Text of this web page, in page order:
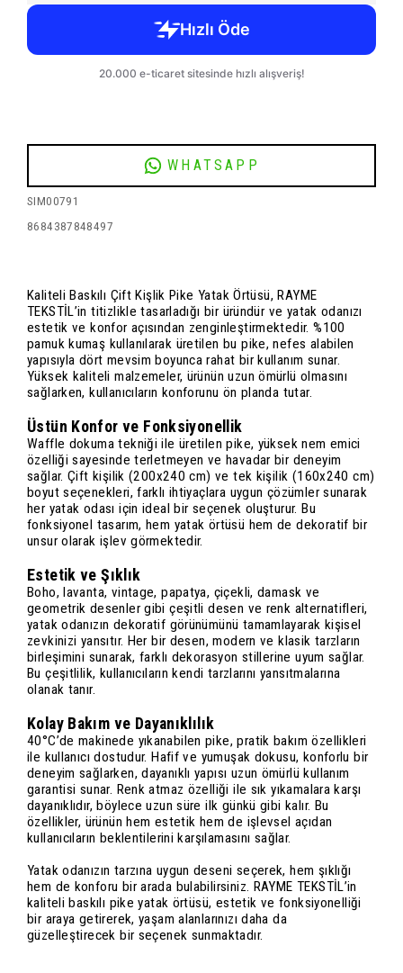
WHATSAPP
SIM00791
8684387848497
Kaliteli Baskılı Çift Kişlik Pike Yatak Örtüsü, RAYME
TEKSTİL’in titizlikle tasarladığı bir üründür ve yatak odanızı
estetik ve konfor açısından zenginleştirmektedir. %100
pamuk kumaş kullanılarak üretilen bu pike, nefes alabilen
yapısıyla dört mevsim boyunca rahat bir kullanım sunar.
Yüksek kaliteli malzemeler, ürünün uzun ömürlü olmasını
sağlarken, kullanıcıların konforunu ön planda tutar.
Üstün Konfor ve Fonksiyonellik
Waffle dokuma tekniği ile üretilen pike, yüksek nem emici
özelliği sayesinde terletmeyen ve havadar bir deneyim
sağlar. Çift kişilik (200x240 cm) ve tek kişilik (160x240 cm)
boyut seçenekleri, farklı ihtiyaçlara uygun çözümler sunarak
her yatak odası için ideal bir seçenek oluşturur. Bu
fonksiyonel tasarım, hem yatak örtüsü hem de dekoratif bir
unsur olarak işlev görmektedir.
Estetik ve Şıklık
Boho, lavanta, vintage, papatya, çiçekli, damask ve
geometrik desenler gibi çeşitli desen ve renk alternatifleri,
yatak odanızın dekoratif görünümünü tamamlayarak kişisel
zevkinizi yansıtır. Her bir desen, modern ve klasik tarzların
birleşimini sunarak, farklı dekorasyon stillerine uyum sağlar.
Bu çeşitlilik, kullanıcıların kendi tarzlarını yansıtmalarına
olanak tanır.
Kolay Bakım ve Dayanıklılık
40°C’de makinede yıkanabilen pike, pratik bakım özellikleri
ile kullanıcı dostudur. Hafif ve yumuşak dokusu, konforlu bir
deneyim sağlarken, dayanıklı yapısı uzun ömürlü kullanım
garantisi sunar. Renk atmaz özelliği ile sık yıkamalara karşı
dayanıklıdır, böylece uzun süre ilk günkü gibi kalır. Bu
özellikler, ürünün hem estetik hem de işlevsel açıdan
kullanıcıların beklentilerini karşılamasını sağlar.
Yatak odanızın tarzına uygun deseni seçerek, hem şıklığı
hem de konforu bir arada bulabilirsiniz. RAYME TEKSTİL’in
kaliteli baskılı pike yatak örtüsü, estetik ve fonksiyonelliği
bir araya getirerek, yaşam alanlarınızı daha da
güzelleştirecek bir seçenek sunmaktadır.